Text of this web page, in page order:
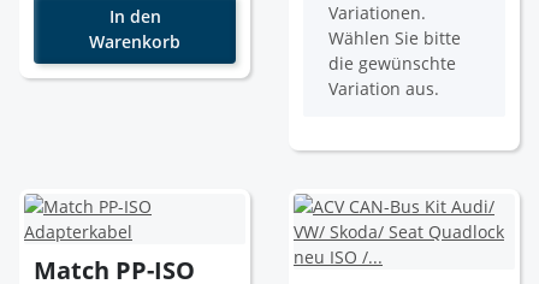
In den
Warenkorb
Variationen.
Wählen Sie bitte
die gewünschte
Variation aus.
Match PP-ISO